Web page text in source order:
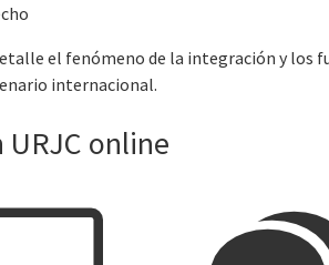
el fenómeno de la integración y los
internacional.
URJC online